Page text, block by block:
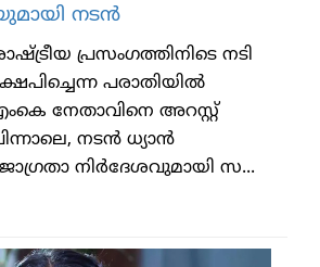
നടന്‍
പ്രസംഗത്തിനിടെ നടി
പരാതിയില്‍
നേതാവിനെ അറസ്റ്റ്
നടന്‍ ധ്യാന്‍
നിര്‍ദേശവുമായി സ...